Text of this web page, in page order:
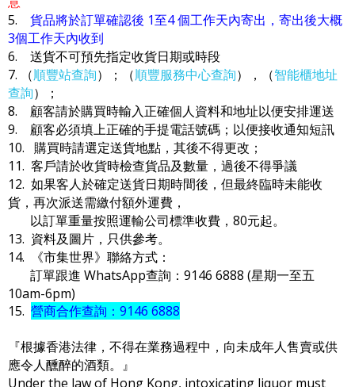
5. 貨品將於訂單確認後 1至4 個工作天內寄出，寄出後大概
3個工作天內收到
6. 送貨不可預先指定收貨日期或時段
7. （順豐站查詢）；（順豐服務中心查詢），（智能櫃地址
查詢）；
8. 顧客請於購買時輸入正確個人資料和地址以便安排運送
9. 顧客必須填上正確的手提電話號碼；以便接收通知短訊
10. 購買時請選定送貨地點，其後不得更改；
11. 客戶請於收貨時檢查貨品及數量，過後不得爭議
12. 如果客人於確定送貨日期時間後，但最終臨時未能收
貨，再次派送需繳付額外運費，
以訂單重量按照運輸公司標準收費，80元起。
13. 資料及圖片，只供參考。
14. 《市集世界》聯絡方式：
訂單跟進 WhatsApp查詢：9146 6888 (星期一至五
10am-6pm)
15. 營商合作查詢：9146 6888
『根據香港法律，不得在業務過程中，向未成年人售賣或供
應令人醺醉的酒類。』
Under the law of Hong Kong, intoxicating liquor must